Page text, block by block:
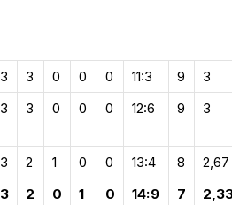
3 3 0 0 0 11:3 9
3
3 3 0 0 0 12:6 9 3
3 2 1 0 0 13:4 8
2,67
3 2 0 1 0 14:9 7